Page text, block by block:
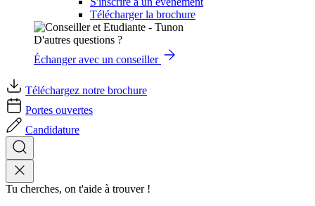
Télécharger la brochure
D'autres questions ?
Échanger avec un conseiller
Téléchargez notre brochure
Portes ouvertes
Candidature
Tu cherches, on t'aide à trouver !